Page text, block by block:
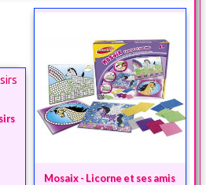
Mosaix - Licorne et ses amis